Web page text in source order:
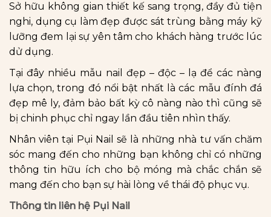
Sở hữu không gian thiết kế sang trọng, đầy đủ tiện
nghi, dụng cụ làm đẹp được sát trùng bằng máy kỹ
lưỡng đem lại sự yên tâm cho khách hàng trước lúc
dử dụng.
Tại đây nhiều mẫu nail đẹp – độc – lạ để các nàng
lựa chọn, trong đó nổi bật nhất là các mẫu đính đá
đẹp mê ly, đảm bảo bất kỳ cô nàng nào thì cũng sẽ
bị chinh phục chỉ ngay lần đầu tiên nhìn thấy.
Nhân viên tại Pụi Nail sẽ là những nhà tư vấn chăm
sóc mang đến cho những bạn không chỉ có những
thông tin hữu ích cho bộ móng mà chắc chắn sẽ
mang đến cho bạn sự hài lòng về thái độ phục vụ.
Thông tin liên hệ Pụi Nail